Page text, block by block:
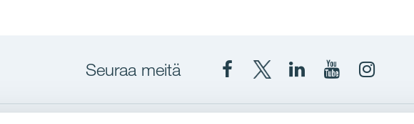
Seuraa meitä
YITYITCorporation
Corporation
YIT